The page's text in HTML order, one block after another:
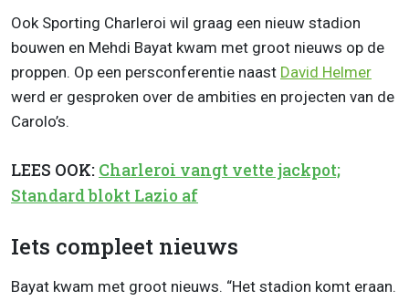
Ook Sporting Charleroi wil graag een nieuw stadion
bouwen en Mehdi Bayat kwam met groot nieuws op de
proppen. Op een persconferentie naast David Helmer
werd er gesproken over de ambities en projecten van de
Carolo’s.
LEES OOK: Charleroi vangt vette jackpot;
Standard blokt Lazio af
Iets compleet nieuws
Bayat kwam met groot nieuws. “Het stadion komt eraan.